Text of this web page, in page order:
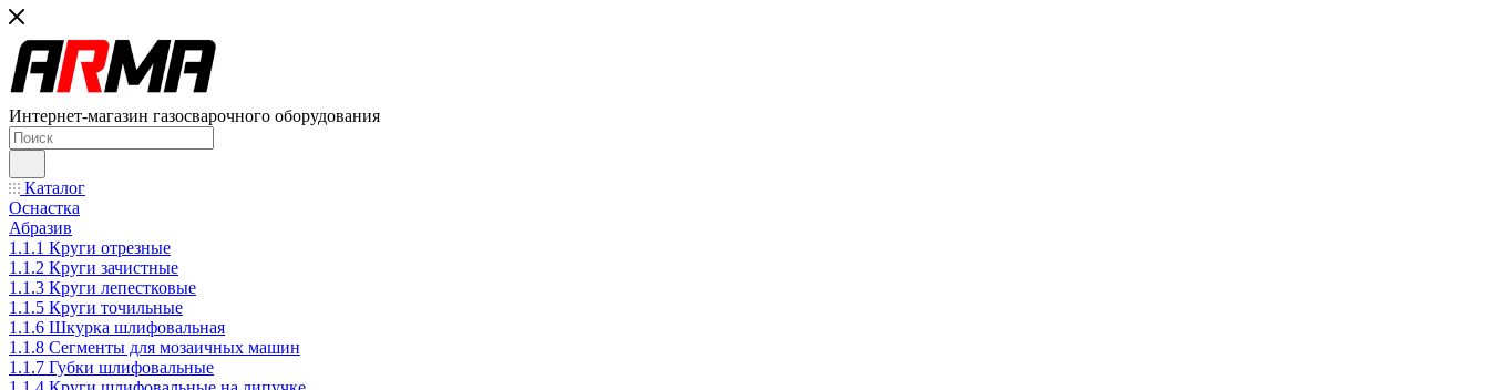
Интернет-магазин газосварочного оборудования
Каталог
Оснастка
Абразив
1.1.1 Круги отрезные
1.1.2 Круги зачистные
1.1.3 Круги лепестковые
1.1.5 Круги точильные
1.1.6 Шкурка шлифовальная
1.1.8 Сегменты для мозаичных машин
1.1.7 Губки шлифовальные